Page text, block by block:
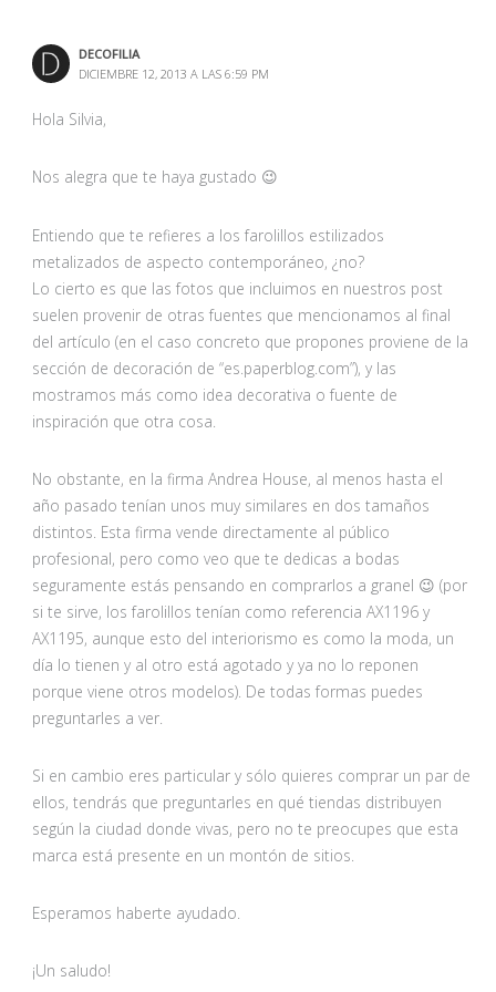
DECOFILIA
DICIEMBRE 12, 2013 A LAS 6:59 PM
Hola Silvia,
Nos alegra que te haya gustado 😉
Entiendo que te refieres a los farolillos estilizados
metalizados de aspecto contemporáneo, ¿no?
Lo cierto es que las fotos que incluimos en nuestros post
suelen provenir de otras fuentes que mencionamos al final
del artículo (en el caso concreto que propones proviene de la
sección de decoración de “es.paperblog.com”), y las
mostramos más como idea decorativa o fuente de
inspiración que otra cosa.
No obstante, en la firma Andrea House, al menos hasta el
año pasado tenían unos muy similares en dos tamaños
distintos. Esta firma vende directamente al público
profesional, pero como veo que te dedicas a bodas
seguramente estás pensando en comprarlos a granel 😉 (por
si te sirve, los farolillos tenían como referencia AX1196 y
AX1195, aunque esto del interiorismo es como la moda, un
día lo tienen y al otro está agotado y ya no lo reponen
porque viene otros modelos). De todas formas puedes
preguntarles a ver.
Si en cambio eres particular y sólo quieres comprar un par de
ellos, tendrás que preguntarles en qué tiendas distribuyen
según la ciudad donde vivas, pero no te preocupes que esta
marca está presente en un montón de sitios.
Esperamos haberte ayudado.
¡Un saludo!